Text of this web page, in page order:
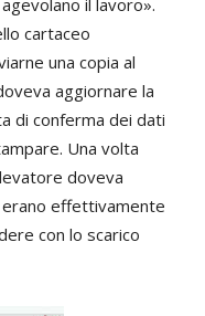
il lavoro».
cartaceo
una copia al
aggiornare la
di conferma dei dati
Una volta
doveva
effettivamente
con lo scarico